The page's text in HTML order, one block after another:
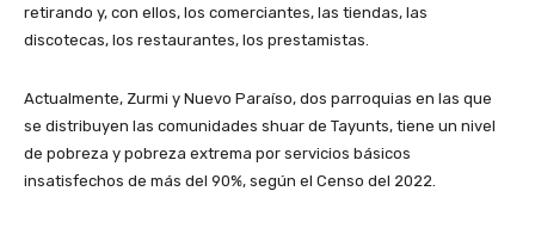
retirando y, con ellos, los comerciantes, las tiendas, las
discotecas, los restaurantes, los prestamistas.
Actualmente, Zurmi y Nuevo Paraíso, dos parroquias en las que
se distribuyen las comunidades shuar de Tayunts, tiene un nivel
de pobreza y pobreza extrema por servicios básicos
insatisfechos de más del 90%, según el Censo del 2022.